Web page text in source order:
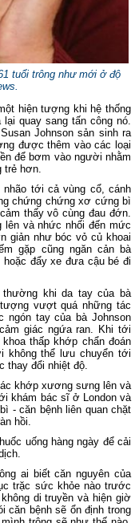
tuổi trông như mới ở độ
hiện tượng khi hệ thống
quay sang tấn công nó.
Johnson sản sinh ra
được thêm vào các loại
để bơm vào người nhằm
trẻ hơn.
nhão tới cả vùng cổ, cánh
chứng chứng xơ cứng bì
thấy vô cùng đau đớn.
lên và nhức nhối đến mức
giản như bóc vỏ củ khoai
gặp cũng ngăn cản bà
đẩy xe đưa cậu bé đi
thường khi da tay của bà
vượt quá những tác
ngón tay của bà Johnson
cảm giác ngứa ran. Khi tới
thấp khớp chẩn đoán
không thể lưu chuyển tới
thay đổi nhiệt độ.
khớp xương sưng lên và
khám bác sĩ ở London và
- căn bệnh liên quan chặt
hồi.
uống hàng ngày để cải
ai biết căn nguyên của
trặc sức khỏe nào trước
di truyền và hiện giờ
căn bệnh sẽ ổn định trong